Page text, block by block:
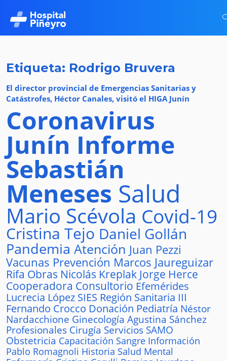
Etiqueta: Rodrigo Bruvera
El director provincial de Emergencias Sanitarias y
Catástrofes, Héctor Canales, visitó el HIGA Junín
Coronavirus
Junín Informe
Sebastián
Meneses Salud
Mario Scévola Covid-19
Cristina Tejo Daniel Gollán
Pandemia Atención Juan Pezzi
Vacunas Prevención Marcos Jaureguizar
Rifa Obras Nicolás Kreplak Jorge Herce
Cooperadora Consultorio Efemérides
Lucrecia López SIES Región Sanitaria III
Fernando Crocco Donación Pediatría Néstor
Nardacchione Ginecología Agustina Sánchez
Profesionales Cirugía Servicios SAMO
Obstetricia Capacitación Sangre Información
Pablo Romagnoli Historia Salud Mental